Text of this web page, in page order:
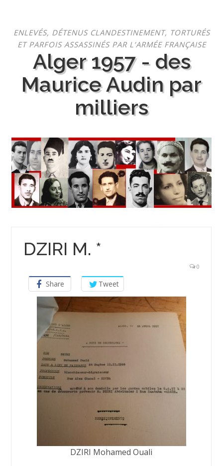
contenu
ENLEVÉS, DÉTENUS CLANDESTINEMENT, TORTURÉS
ET PARFOIS ASSASSINÉS PAR L’ARMÉE FRANÇAISE
Alger 1957 - des
Maurice Audin par
milliers
DZIRI M. *
0
Share Tweet
DZIRI Mohamed Ouali